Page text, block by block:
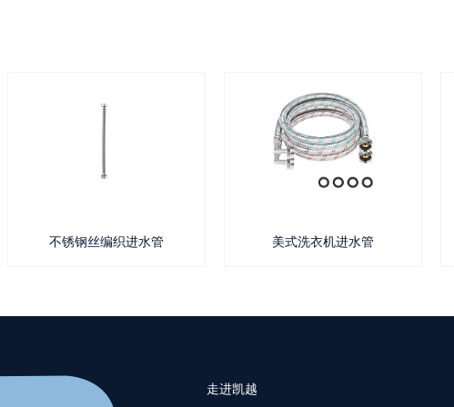
不锈钢丝编织进水管 美式洗衣机进水管
走进凯越